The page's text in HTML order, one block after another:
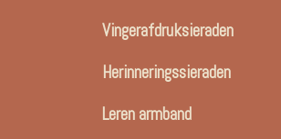
Vingerafdruksieraden
Herinneringssieraden
Leren armband